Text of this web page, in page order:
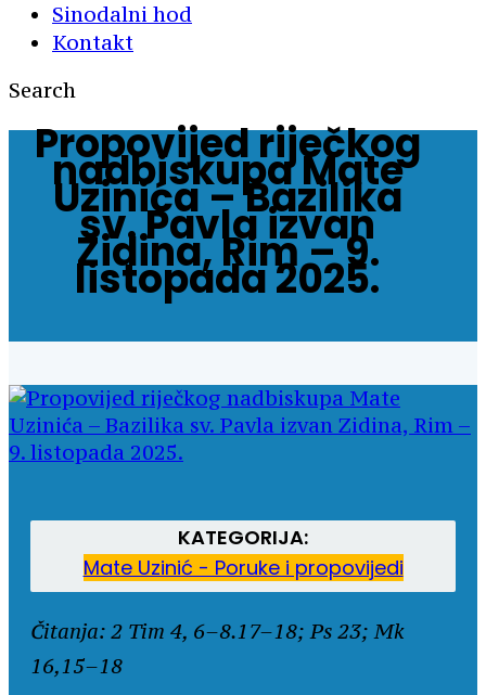
Sinodalni hod
Kontakt
Search
Propovijed riječkog
nadbiskupa Mate
Uzinića – Bazilika
sv. Pavla izvan
Zidina, Rim – 9.
listopada 2025.
KATEGORIJA:
Mate Uzinić - Poruke i propovijedi
Čitanja: 2 Tim 4, 6–8.17–18; Ps 23; Mk
16,15–18